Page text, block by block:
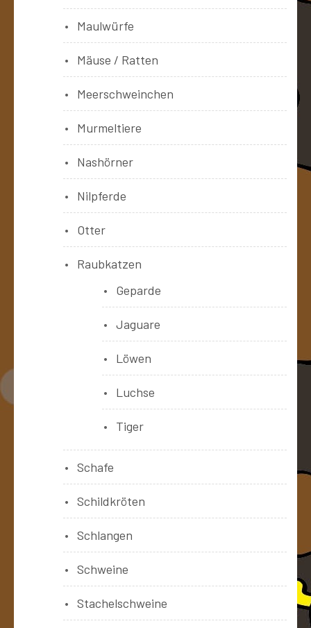
Maulwürfe
Mäuse / Ratten
Meerschweinchen
Murmeltiere
Nashörner
Nilpferde
Otter
Raubkatzen
Geparde
Jaguare
Löwen
Luchse
Tiger
Schafe
Schildkröten
Schlangen
Schweine
Stachelschweine